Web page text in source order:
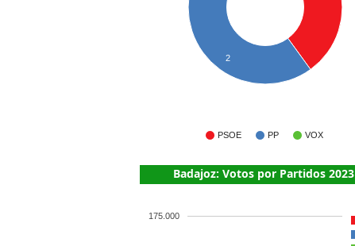
PSOE PP VOX
2
Badajoz: Votos por Partidos 2023
175.000